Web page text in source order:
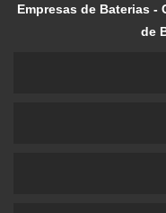
Empresas de Baterias -
de